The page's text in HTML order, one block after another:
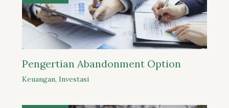
Pengertian Abandonment Option
Keuangan, Investasi